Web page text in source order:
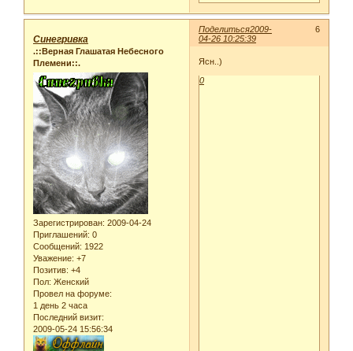
Поделиться 6
2009-
04-26 10:25:39
Синегривка
.::Верная Глашатая Небесного
Племени::.
Зарегистрирован: 2009-04-24
Приглашений: 0
Сообщений: 1922
Уважение: +7
Позитив: +4
Пол: Женский
Провел на форуме:
1 день 2 часа
Последний визит:
2009-05-24 15:56:34
Ясн..)
0